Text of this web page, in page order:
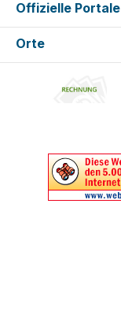
Offizielle Portale
Orte